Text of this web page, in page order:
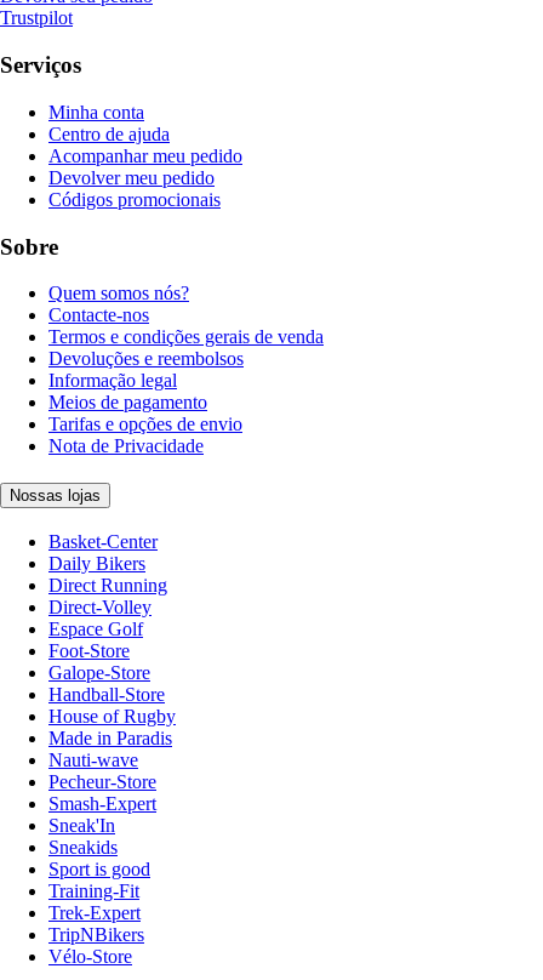
Trustpilot
Serviços
Minha conta
Centro de ajuda
Acompanhar meu pedido
Devolver meu pedido
Códigos promocionais
Sobre
Quem somos nós?
Contacte-nos
Termos e condições gerais de venda
Devoluções e reembolsos
Informação legal
Meios de pagamento
Tarifas e opções de envio
Nota de Privacidade
Nossas lojas
Basket-Center
Daily Bikers
Direct Running
Direct-Volley
Espace Golf
Foot-Store
Galope-Store
Handball-Store
House of Rugby
Made in Paradis
Nauti-wave
Pecheur-Store
Smash-Expert
Sneak'In
Sneakids
Sport is good
Training-Fit
Trek-Expert
TripNBikers
Vélo-Store